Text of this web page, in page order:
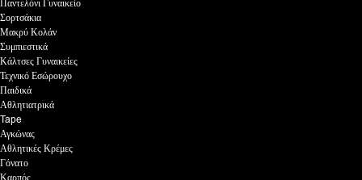
Παντελόνι Γυναικείο
Σορτσάκια
Μακρύ Κολάν
Συμπιεστικά
Κάλτσες Γυναικείες
Τεχνικό Εσώρουχο
Παιδικά
Αθλητιατρικά
Tape
Αγκώνας
Αθλητικές Κρέμες
Γόνατο